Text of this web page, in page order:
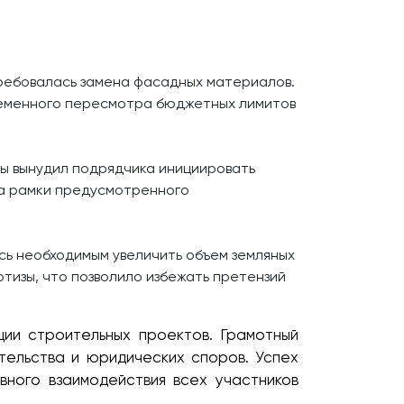
замена фасадных материалов.
пересмотра бюджетных лимитов
подрядчика инициировать
рамки предусмотренного
необходимым увеличить объем земляных
что позволило избежать претензий
строительных проектов. Грамотный
и юридических споров. Успех
взаимодействия всех участников